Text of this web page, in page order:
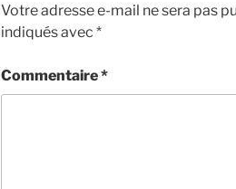
Votre adresse e-mail ne sera pas
indiqués avec *
Commentaire*